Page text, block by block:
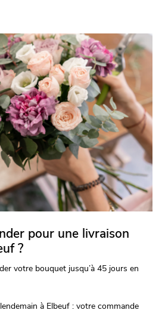
pour une livraison
?
votre bouquet jusqu’à 45 jours en
à Elbeuf : votre commande